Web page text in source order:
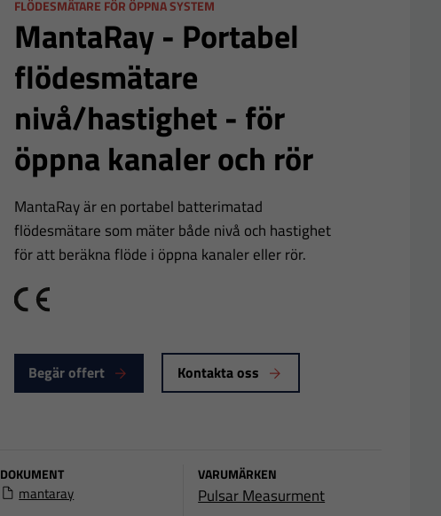
FLÖDESMÄTARE FÖR ÖPPNA SYSTEM
MantaRay - Portabel
flödesmätare
nivå/hastighet - för
öppna kanaler och rör
MantaRay är en portabel batterimatad
flödesmätare som mäter både nivå och hastighet
för att beräkna flöde i öppna kanaler eller rör.
CE
Begär offert Kontakta oss
DOKUMENT
mantaray
VARUMÄRKEN
Pulsar Measurment